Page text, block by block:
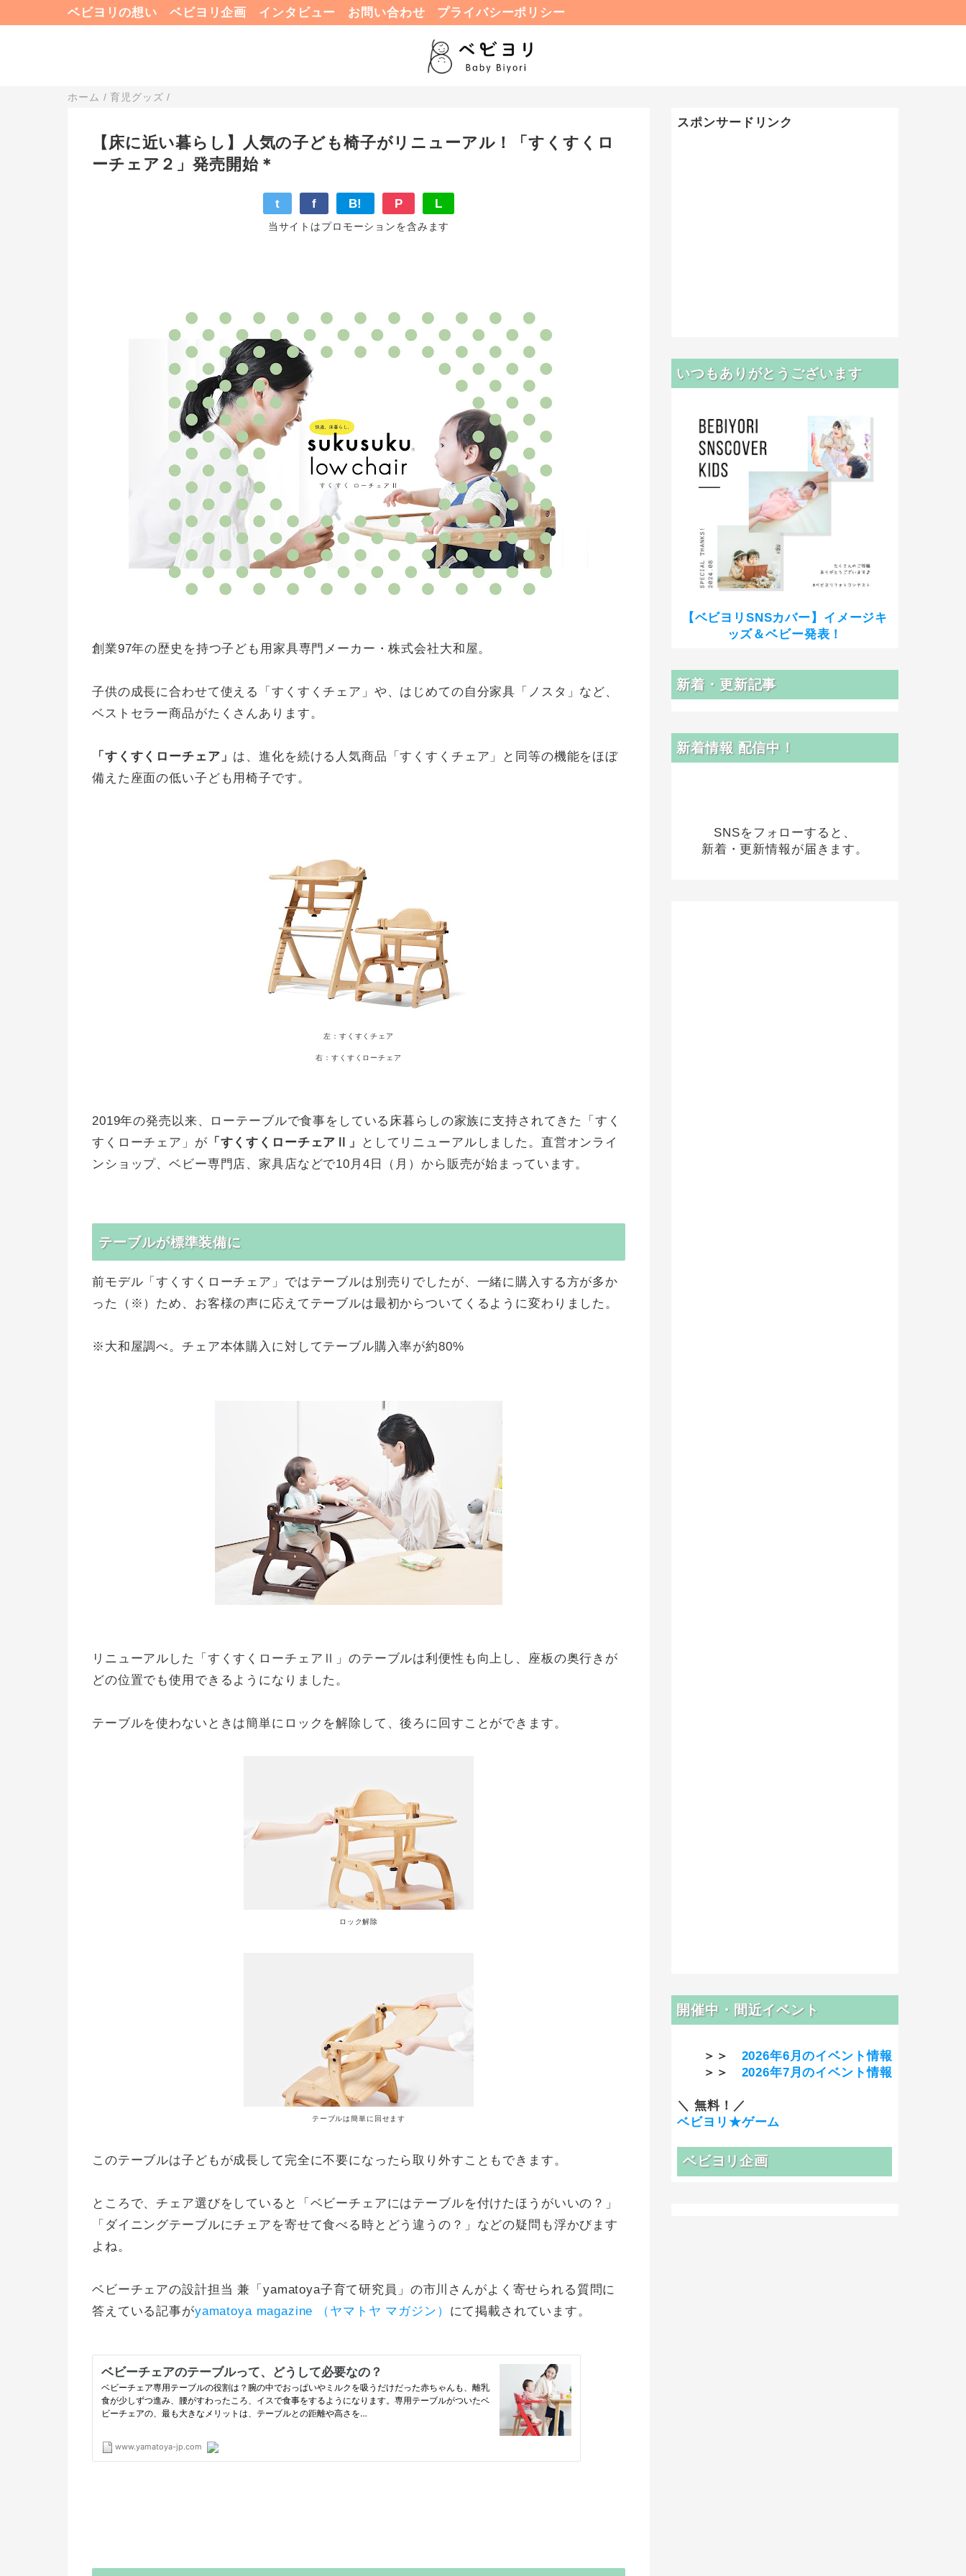
ベビヨリの想い ベビヨリ企画 インタビュー お問い合わせ プライバシーポリシー
ホーム /育児グッズ /
【床に近い暮らし】人気の子ども椅子がリニューアル！「すくすくロ
ーチェア２」発売開始＊
t f B! P L
当サイトはプロモーションを含みます
創業97年の歴史を持つ子ども用家具専門メーカー・株式会社大和屋。
子供の成長に合わせて使える「すくすくチェア」や、はじめての自分家具「ノスタ」など、
ベストセラー商品がたくさんあります。
「すくすくローチェア」 は、進化を続ける人気商品「すくすくチェア」と同等の機能をほぼ
備えた座面の低い子ども用椅子です。
左：すくすくチェア
右：すくすくローチェア
2019年の発売以来、ローテーブルで食事をしている床暮らしの家族に支持されてきた「すく
すくローチェア」が 「すくすくローチェアⅡ」
としてリニューアルしました。直営オンライ
ンショップ、ベビー専門店、家具店などで10月4日（月）から販売が始まっています。
テーブルが標準装備に
前モデル「すくすくローチェア」ではテーブルは別売りでしたが、一緒に購入する方が多か
った（※）ため、お客様の声に応えてテーブルは最初からついてくるように変わりました。
※大和屋調べ。チェア本体購入に対してテーブル購入率が約80%
リニューアルした「すくすくローチェアⅡ」のテーブルは利便性も向上し、座板の奥行きが
どの位置でも使用できるようになりました。
テーブルを使わないときは簡単にロックを解除して、後ろに回すことができます。
ロック解除
テーブルは簡単に回せます
このテーブルは子どもが成長して完全に不要になったら取り外すこともできます。
ところで、チェア選びをしていると「ベビーチェアにはテーブルを付けたほうがいいの？」
「ダイニングテーブルにチェアを寄せて食べる時とどう違うの？」などの疑問も浮かびます
よね。
ベビーチェアの設計担当 兼「yamatoya子育て研究員」の市川さんがよく寄せられる質問に
答えている記事がyamatoya magazine （ヤマトヤ マガジン） にて掲載されています。
スポンサードリンク
いつもありがとうございます
【ベビヨリSNSカバー】イメージキ
ッズ＆ベビー発表！
新着・更新記事
新着情報 配信中！
SNSをフォローすると、
新着・更新情報が届きます。
開催中・間近イベント
＞＞ 2026年6月のイベント情報
＞＞ 2026年7月のイベント情報
＼ 無料！／
ベビヨリ★ゲーム
ベビヨリ企画